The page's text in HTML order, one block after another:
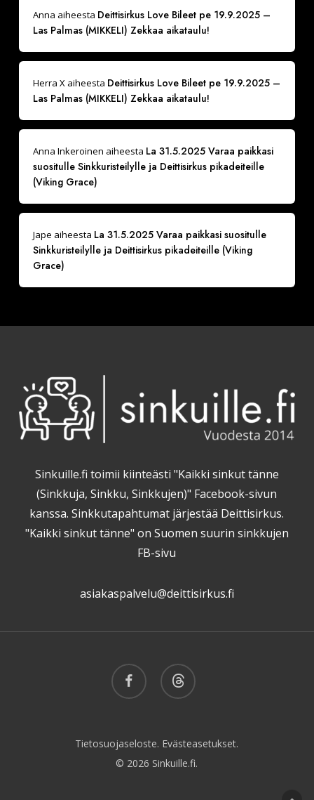
Anna aiheesta Deittisirkus Love Bileet pe 19.9.2025 –
Las Palmas (MIKKELI) Zekkaa aikataulu!
Herra Xaiheesta Deittisirkus Love Bileet pe 19.9.2025 –
Las Palmas (MIKKELI) Zekkaa aikataulu!
Anna Inkeroinen aiheesta La 31.5.2025 Varaa paikkasi
suositulle Sinkkuristeilylle ja Deittisirkus pikadeiteille
(Viking Grace)
Jape aiheesta La 31.5.2025 Varaa paikkasi suositulle
Sinkkuristeilylle ja Deittisirkus pikadeiteille (Viking
Grace)
Sinkuille.fi toimii kiinteästi "Kaikki sinkut tänne
(Sinkkuja, Sinkku, Sinkkujen)" Facebook-sivun
kanssa. Sinkkutapahtumat järjestää Deittisirkus.
"Kaikki sinkut tänne" on Suomen suurin sinkkujen
FB-sivu
asiakaspalvelu@deittisirkus.fi
facebook threads
Tietosuojaseloste. Evästeasetukset.
© 2026 Sinkuille.fi.